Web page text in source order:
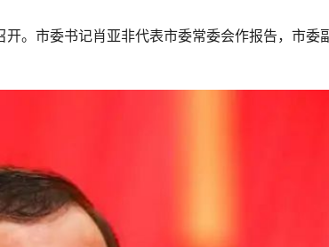
。市委书记肖亚非代表市委常委会作报告，市委